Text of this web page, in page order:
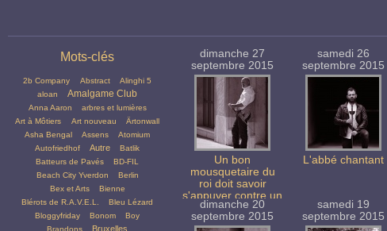
Mots-clés
2b Company Abstract
Alinghi 5
aloan
Amalgame Club
Anna Aaron
arbres et lumières
Art à Môtiers
Art nouveau
Ärtonwall
Asha Bengal
Assens
Atomium
Autofriedhof
Autre
Batlik
Batteurs de Pavés
BD-FIL
Beach City Yverdon
Berlin
Bex et Arts
Bienne
Blérots de R.A.V.E.L.
Bleu Lézard
Bloggyfriday
Bonom
Boy
Bruxelles
dimanche 27
septembre 2015
Un bon
mousquetaire du
roi doit savoir
s'appuyer contre un
mur !
samedi 26
septembre 2015
L'abbé chantant
dimanche 20
septembre 2015
samedi 19
septembre 2015